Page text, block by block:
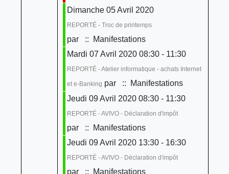
Dimanche 05 Avril 2020
REPORTÉ - Troc de printemps
par
:: Manifestations
Mardi 07 Avril 2020 08:30 - 11:30
REPORTÉ - Atelier informatique - achats Internet
et e-Banking par
:: Manifestations
Jeudi 09 Avril 2020 08:30 - 11:30
REPORTÉ - AVIVO - Déclaration d'impôt
par
:: Manifestations
Jeudi 09 Avril 2020 13:30 - 16:30
REPORTÉ - AVIVO - Déclaration d'impôt
par
:: Manifestations